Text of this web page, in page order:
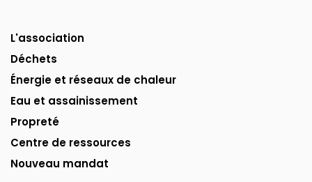
L'association
Déchets
Énergie et réseaux de chaleur
Eau et assainissement
Propreté
Centre de ressources
Nouveau mandat